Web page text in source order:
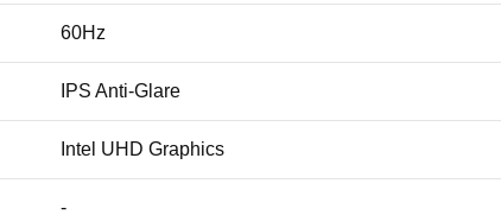
60Hz
IPS Anti-Glare
Intel UHD Graphics
-